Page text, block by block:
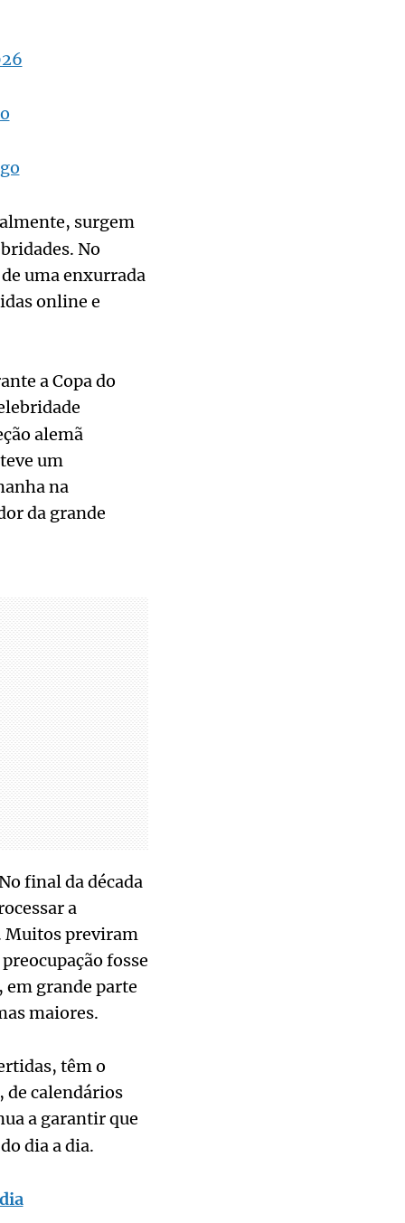
surgem
No
uma enxurrada
online e
a Copa do
alemã
um
na
da grande
final da década
a
Muitos previram
fosse
em grande parte
maiores.
têm o
de calendários
a garantir que
dia a dia.